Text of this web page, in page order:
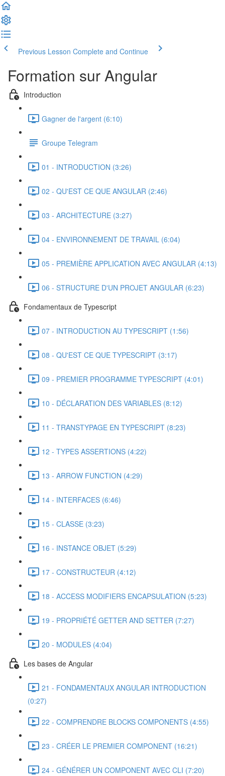
Previous Lesson Complete and Continue
Formation sur Angular
Introduction
Gagner de l'argent (6:10)
Groupe Telegram
01 - INTRODUCTION (3:26)
02 - QU'EST CE QUE ANGULAR (2:46)
03 - ARCHITECTURE (3:27)
04 - ENVIRONNEMENT DE TRAVAIL (6:04)
05 - PREMIÈRE APPLICATION AVEC ANGULAR (4:13)
06 - STRUCTURE D'UN PROJET ANGULAR (6:23)
Fondamentaux de Typescript
07 - INTRODUCTION AU TYPESCRIPT (1:56)
08 - QU'EST CE QUE TYPESCRIPT (3:17)
09 - PREMIER PROGRAMME TYPESCRIPT (4:01)
10 - DÉCLARATION DES VARIABLES (8:12)
11 - TRANSTYPAGE EN TYPESCRIPT (8:23)
12 - TYPES ASSERTIONS (4:22)
13 - ARROW FUNCTION (4:29)
14 - INTERFACES (6:46)
15 - CLASSE (3:23)
16 - INSTANCE OBJET (5:29)
17 - CONSTRUCTEUR (4:12)
18 - ACCESS MODIFIERS ENCAPSULATION (5:23)
19 - PROPRIÉTÉ GETTER AND SETTER (7:27)
20 - MODULES (4:04)
Les bases de Angular
21 - FONDAMENTAUX ANGULAR INTRODUCTION
(0:27)
22 - COMPRENDRE BLOCKS COMPONENTS (4:55)
23 - CRÉER LE PREMIER COMPONENT (16:21)
24 - GÉNÉRER UN COMPONENT AVEC CLI (7:20)